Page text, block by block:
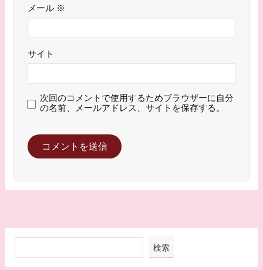
メール ※
サイト
次回のコメントで使用するためブラウザーに自分
の名前、メールアドレス、サイトを保存する。
検索